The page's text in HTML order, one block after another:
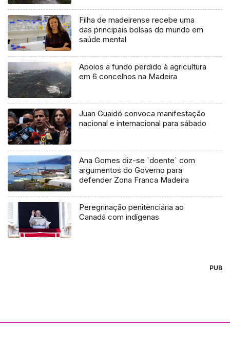
Filha de madeirense recebe uma
das principais bolsas do mundo em
saúde mental
Apoios a fundo perdido à agricultura
em 6 concelhos na Madeira
Juan Guaidó convoca manifestação
nacional e internacional para sábado
Ana Gomes diz-se `doente` com
argumentos do Governo para
defender Zona Franca Madeira
Peregrinação penitenciária ao
Canadá com indígenas
PUB